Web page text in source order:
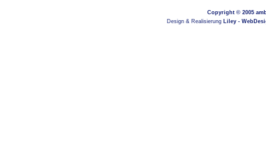
Copyright © 2005
Design & Realisierung Liley -